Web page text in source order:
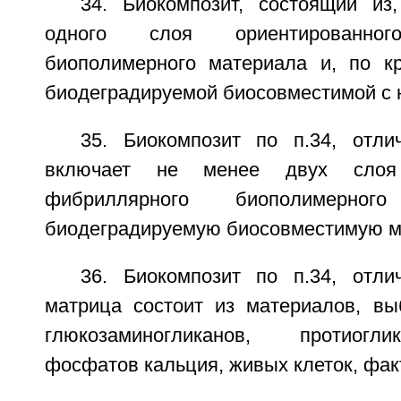
34. Биокомпозит, состоящий
одного слоя
биополимерного материала и, по
биодеградируемой биосовместимой
35. Биокомпозит по п.34,
включает не менее двух слоя
фибриллярного
биодеградируемую биосовместимую
36. Биокомпозит по п.34,
матрица состоит из материалов,
глюкозаминогликанов,
фосфатов кальция, живых клеток,